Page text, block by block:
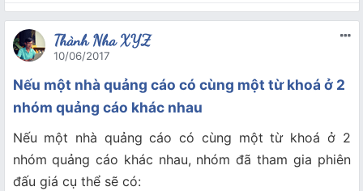
Thành Nha XYZ
10/06/2017
Nếu một nhà quảng cáo có cùng một từ khoá ở 2
nhóm quảng cáo khác nhau
Nếu một nhà quảng cáo có cùng một từ khoá ở 2
nhóm quảng cáo khác nhau, nhóm đã tham gia phiên
đấu giá cụ thể sẽ có: